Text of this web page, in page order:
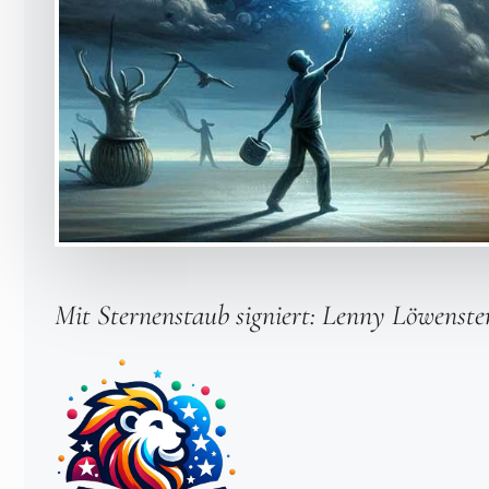
Mit Sternenstaub signiert: Lenny